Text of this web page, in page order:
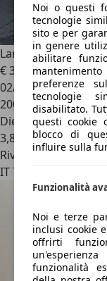
Lancia Ypsilon
€ 3.200
02/2013
200.000 km
Diesel
3,8 l/100 km (comb.)
Rivenditore
IT 72019
Noi o questi
tecnologie
sito e per
in genere
abilitare
preferenze
tecnologie
disabilitato.
questi cookie
blocco di
influire sulla
Funzionalità
Noi e terze
inclusi cookie
offrirti
funzionalità